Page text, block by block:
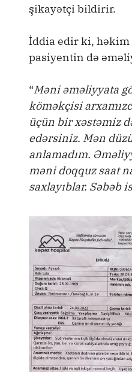
şikayətçi bildirir.
İddia edir ki,
pasiyentin də
“Məni əməliyyata
köməkçisi
üçün bir xəstəmiz
edərsiniz. Mən
anlamadım.
məni doqquz saat
saxlayıblar. Səbəb